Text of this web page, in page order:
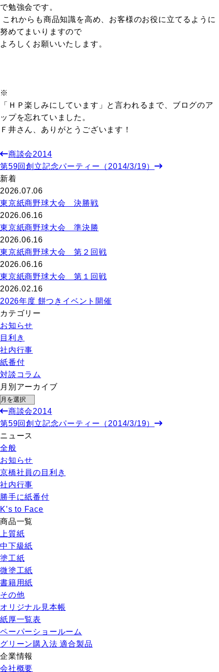
で勉強会です。
これからも商品知識を高め、お客様のお役に立てるように
努めてまいりますので
よろしくお願いいたします。
※
「ＨＰ楽しみにしています」と言われるまで、ブログのア
ップを忘れていました。
Ｆ井さん、ありがとうございます！
商談会2014
第59回創立記念パーティー（2014/3/19）
新着
2026.07.06
東京紙商野球大会 決勝戦
2026.06.16
東京紙商野球大会 準決勝
2026.06.16
東京紙商野球大会 第２回戦
2026.06.16
東京紙商野球大会 第１回戦
2026.02.16
2026年度 餅つきイベント開催
カテゴリー
お知らせ
目利き
社内行事
紙番付
対談コラム
月別アーカイブ
商談会2014
第59回創立記念パーティー（2014/3/19）
ニュース
全般
お知らせ
京橋社員の目利き
社内行事
勝手に紙番付
K’s to Face
商品一覧
上質紙
中下級紙
塗工紙
微塗工紙
書籍用紙
その他
オリジナル見本帳
紙厚一覧表
ペーパーショールーム
グリーン購入法 適合製品
企業情報
会社概要